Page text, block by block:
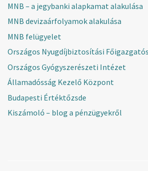
MNB – a jegybanki alapkamat alakulása
MNB devizaárfolyamok alakulása
MNB felügyelet
Országos Nyugdíjbiztosítási
Országos Gyógyszerészeti Intézet
Államadósság Kezelő Központ
Budapesti Értéktőzsde
Kiszámoló – blog a pénzügyekről